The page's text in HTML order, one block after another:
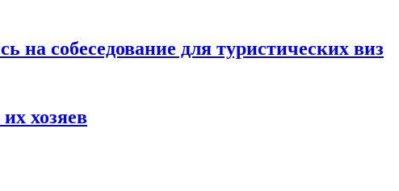
на собеседование для туристических виз
хозяев